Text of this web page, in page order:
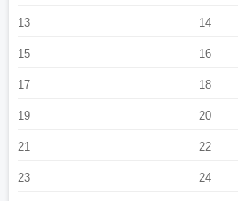
13 14
15 16
17 18
19 20
21 22
23 24